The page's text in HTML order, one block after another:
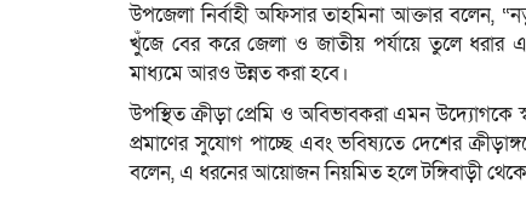
উপজেলা নির্বাহী অফিসার তাহমিনা আক্তার বলেন,
খুঁজে বের করে জেলা ও জাতীয় পর্যায়ে তুলে ধরার
মাধ্যমে আরও উন্নত করা হবে।
উপস্থিত ক্রীড়া প্রেমি ও অবিভাবকরা এমন উদ্যোগকে
প্রমাণের সুযোগ পাচ্ছে এবং ভবিষ্যতে দেশের
বলেন, এ ধরনের আয়োজন নিয়মিত হলে টঙ্গিবাড়ী